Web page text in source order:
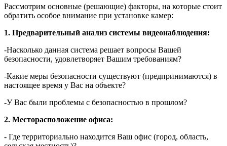
Рассмотрим основные (решающие) факторы, на которые стоит
обратить особое внимание при установке камер:
1. Предварительный анализ системы видеонаблюдения:
-Насколько данная система решает вопросы Вашей
безопасности, удовлетворяет Вашим требованиям?
-Какие меры безопасности существуют (предпринимаются) в
настоящее время у Вас на объекте?
-У Вас были проблемы с безопасностью в прошлом?
2. Месторасположение офиса:
- Где территориально находится Ваш офис (город, область,